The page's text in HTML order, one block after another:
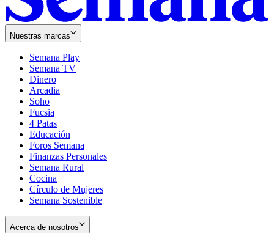
Nuestras marcas
Semana Play
Semana TV
Dinero
Arcadia
Soho
in
new
window
Fucsia
in
new
window
4 Patas
Educación
Foros Semana
Finanzas Personales
Semana Rural
Cocina
Círculo de Mujeres
Semana Sostenible
Acerca de nosotros